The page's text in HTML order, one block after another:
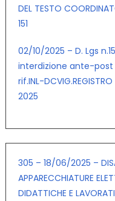
DEL TESTO
151
02/10/2025 – D. Lgs
interdizione ante-
rif.INL-
2025
305 – 18/06/2025 –
APPARECCHIATURE
DIDATTICHE E